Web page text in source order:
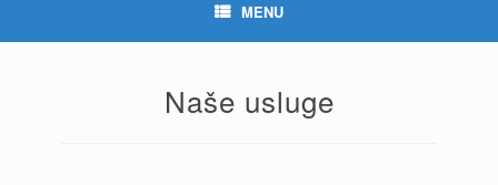
MENU
Naše usluge